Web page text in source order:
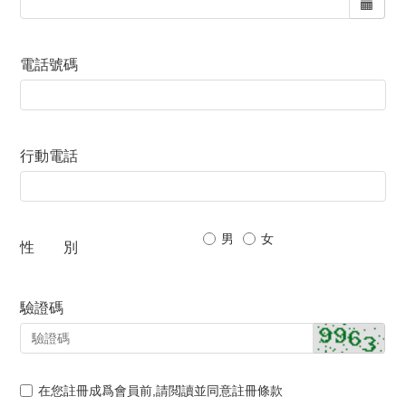
電話號碼
行動電話
性 別
男 女
驗證碼
在您註冊成爲會員前,請閲讀並同意註冊條款